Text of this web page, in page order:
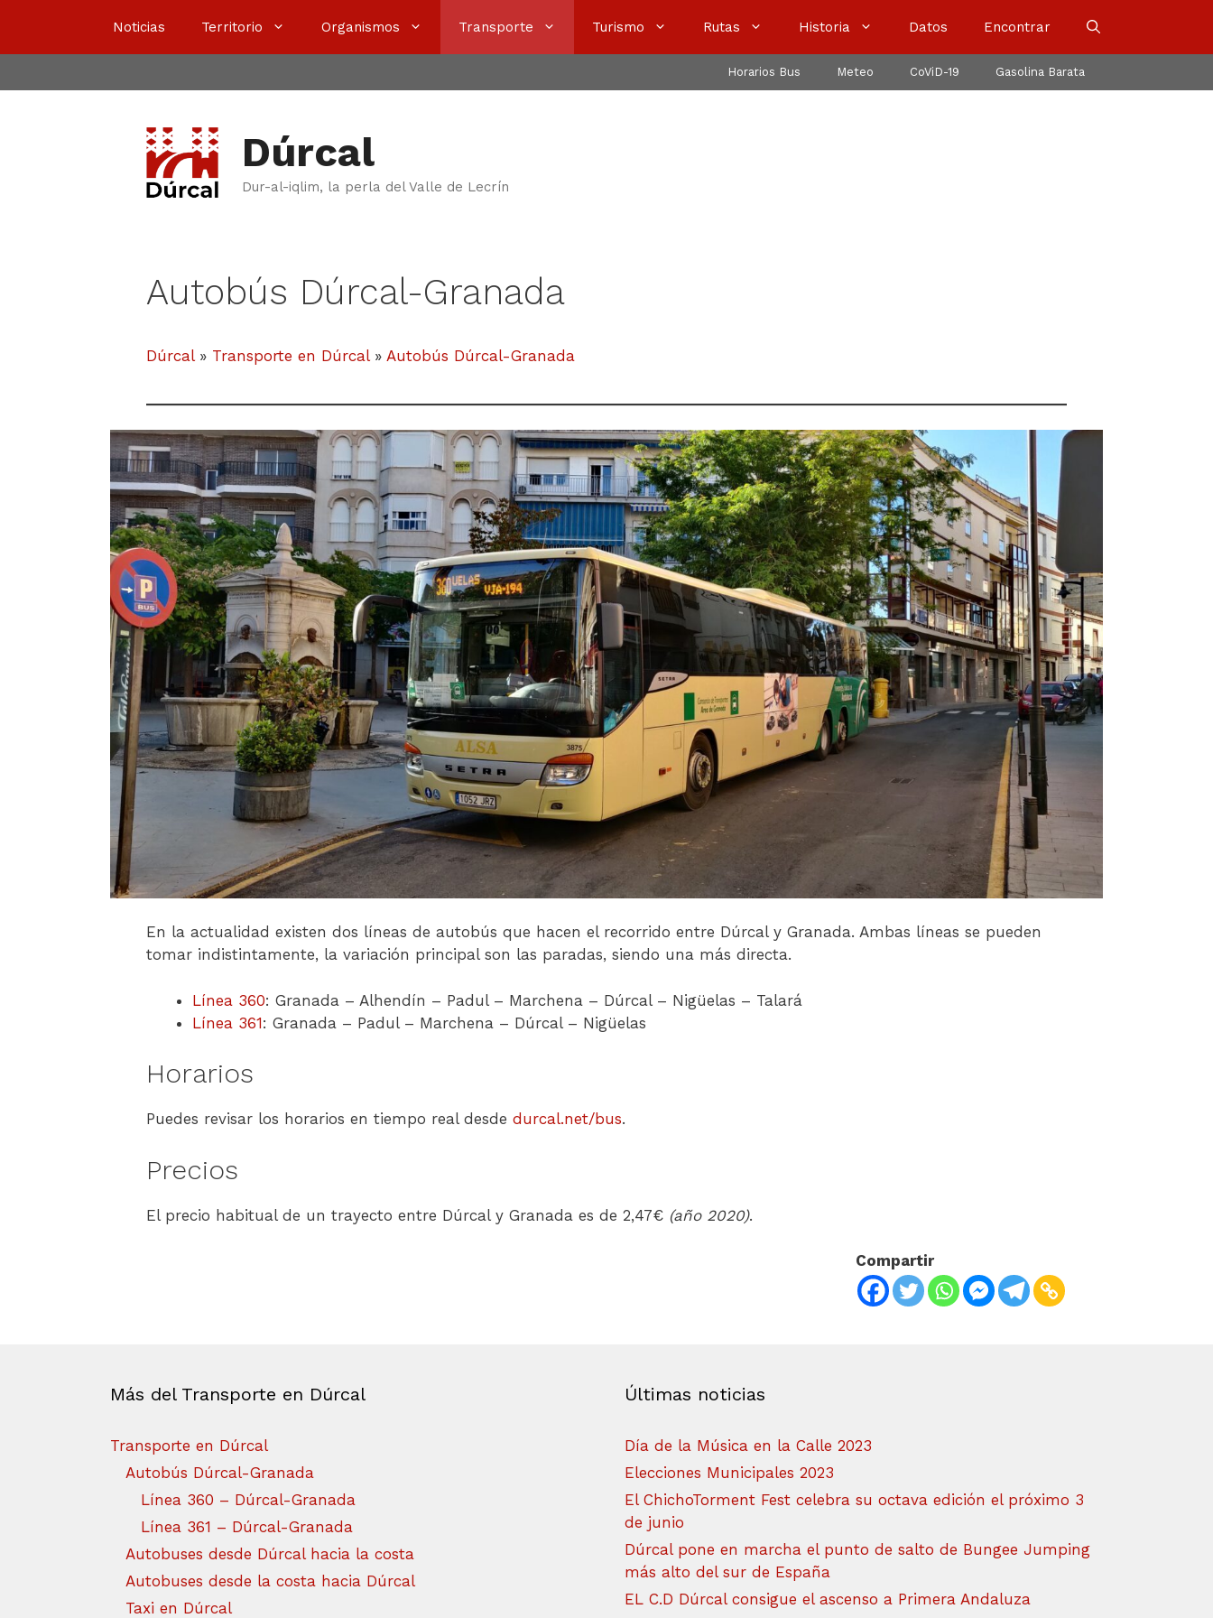
contenido
Noticias Territorio Organismos Transporte Turismo Rutas Historia Datos Encontrar
Horarios Bus Meteo CoViD-19 Gasolina Barata
Dúrcal
Dur-al-iqlim, la perla del Valle de Lecrín
Autobús Dúrcal-Granada
Dúrcal» Transporte en Dúrcal» Autobús Dúrcal-Granada
En la actualidad existen dos líneas de autobús que hacen el recorrido entre Dúrcal y Granada. Ambas líneas se pueden
tomar indistintamente, la variación principal son las paradas, siendo una más directa.
Línea 360: Granada – Alhendín – Padul – Marchena – Dúrcal – Nigüelas – Talará
Línea 361: Granada – Padul – Marchena – Dúrcal – Nigüelas
Horarios
Puedes revisar los horarios en tiempo real desde durcal.net/bus.
Precios
El precio habitual de un trayecto entre Dúrcal y Granada es de 2,47€ (año 2020).
Compartir
Más del Transporte en Dúrcal
Transporte en Dúrcal
Autobús Dúrcal-Granada
Línea 360 – Dúrcal-Granada
Línea 361 – Dúrcal-Granada
Autobuses desde Dúrcal hacia la costa
Autobuses desde la costa hacia Dúrcal
Taxi en Dúrcal
Últimas noticias
Día de la Música en la Calle 2023
Elecciones Municipales 2023
El ChichoTorment Fest celebra su octava edición el próximo 3
de junio
Dúrcal pone en marcha el punto de salto de Bungee Jumping
más alto del sur de España
EL C.D Dúrcal consigue el ascenso a Primera Andaluza